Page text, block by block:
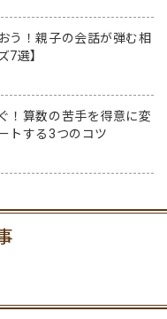
う！親子の会話が弾む相
7選】
！算数の苦手を得意に変
トする3つのコツ